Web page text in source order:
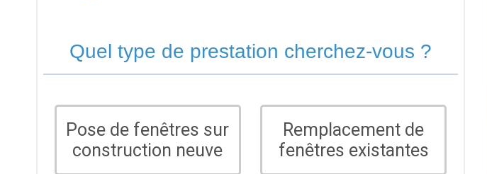
Quel type de prestation cherchez-vous ?
Pose de fenêtres sur
construction neuve
Remplacement de
fenêtres existantes